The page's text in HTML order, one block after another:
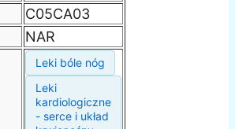
C05CA03
NAR
Leki bóle nóg
Leki
kardiologiczne
- serce i układ